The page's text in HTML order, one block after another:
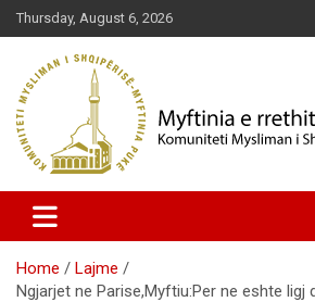
Skip
to
content
Thursday, August 6, 2026
Myftinia Pukë |
Home
Lajme
Ngjarjet ne Parise,Myftiu:Per ne eshte ligj